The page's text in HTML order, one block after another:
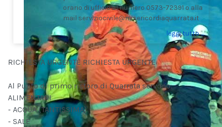
orario di ufficio al numero 0573-72391 o alla
mail serviziocivile@misericordiaquarrata.it
leggi tutto ...
RICHIESTA URGENTE RICHIESTA URGENTE
Al Punto di primo ristoro di Quarrata servono:
ALIMENTARI
- ACQUA (TANTISSIMA)
- SALE